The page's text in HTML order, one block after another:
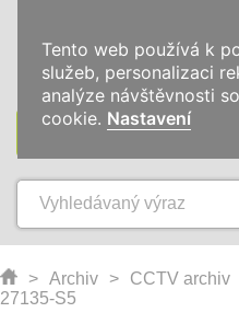
> Archiv > CCTV archiv
27135-S5
Tento web používá k
služeb, personalizaci
analýze návštěvnosti
cookie. Nastavení